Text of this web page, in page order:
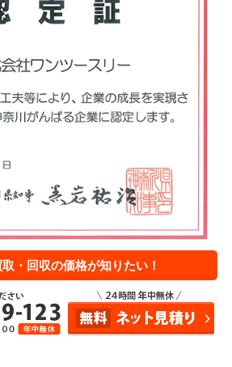
・回収の価格が知りたい！